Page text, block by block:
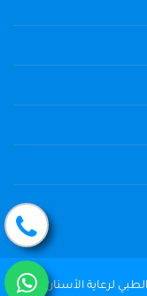
جميع الحقوق محفوظة © 2004 - 2026 المركز الطبي لرعاية الأسنان The